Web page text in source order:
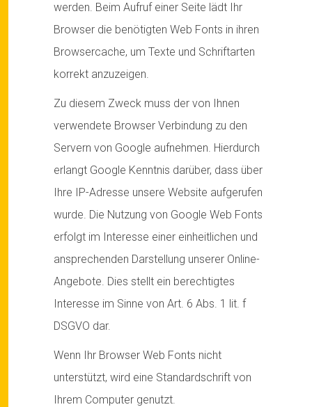
werden. Beim Aufruf einer Seite lädt Ihr
Browser die benötigten Web Fonts in ihren
Browsercache, um Texte und Schriftarten
korrekt anzuzeigen.
Zu diesem Zweck muss der von Ihnen
verwendete Browser Verbindung zu den
Servern von Google aufnehmen. Hierdurch
erlangt Google Kenntnis darüber, dass über
Ihre IP-Adresse unsere Website aufgerufen
wurde. Die Nutzung von Google Web Fonts
erfolgt im Interesse einer einheitlichen und
ansprechenden Darstellung unserer Online-
Angebote. Dies stellt ein berechtigtes
Interesse im Sinne von Art. 6 Abs. 1 lit. f
DSGVO dar.
Wenn Ihr Browser Web Fonts nicht
unterstützt, wird eine Standardschrift von
Ihrem Computer genutzt.